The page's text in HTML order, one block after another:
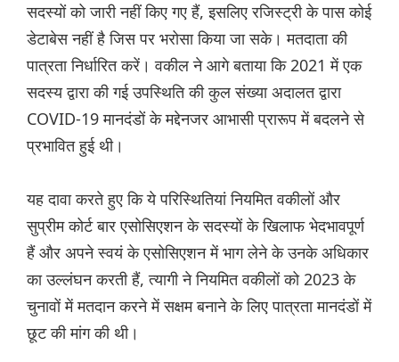
सदस्यों को जारी नहीं किए गए हैं, इसलिए रजिस्ट्री के पास कोई
डेटाबेस नहीं है जिस पर भरोसा किया जा सके। मतदाता की
पात्रता निर्धारित करें। वकील ने आगे बताया कि 2021 में एक
सदस्य द्वारा की गई उपस्थिति की कुल संख्या अदालत द्वारा
COVID​-19 मानदंडों के मद्देनजर आभासी प्रारूप में बदलने से
प्रभावित हुई थी।
यह दावा करते हुए कि ये परिस्थितियां नियमित वकीलों और
सुप्रीम कोर्ट बार एसोसिएशन के सदस्यों के खिलाफ भेदभावपूर्ण
हैं और अपने स्वयं के एसो‌‌स‌िएशन में भाग लेने के उनके अधिकार
का उल्लंघन करती हैं, त्यागी ने नियमित वकीलों को 2023 के
चुनावों में मतदान करने में सक्षम बनाने के लिए पात्रता मानदंडों में
छूट की मांग की थी।